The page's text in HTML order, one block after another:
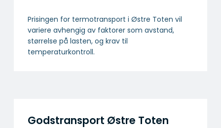
Prisingen for termotransport i Østre Toten vil
variere avhengig av faktorer som avstand,
størrelse på lasten, og krav til
temperaturkontroll.
Godstransport Østre Toten